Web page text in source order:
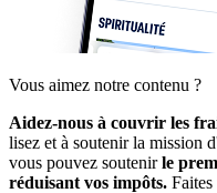
Vous aimez notre contenu ?
Aidez-nous à couvrir les
lisez et à soutenir la mission
vous pouvez soutenirle
réduisant vos impôts. Faites